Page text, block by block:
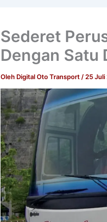
Sederet
Dengan Satu
Oleh Digital Oto Transport / 25